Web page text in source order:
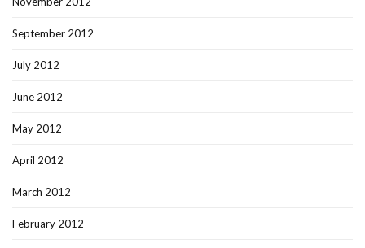
September 2012
July 2012
June 2012
May 2012
April 2012
March 2012
February 2012